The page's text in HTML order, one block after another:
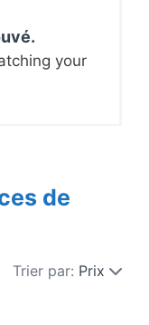
your
de
Trier par: Prix